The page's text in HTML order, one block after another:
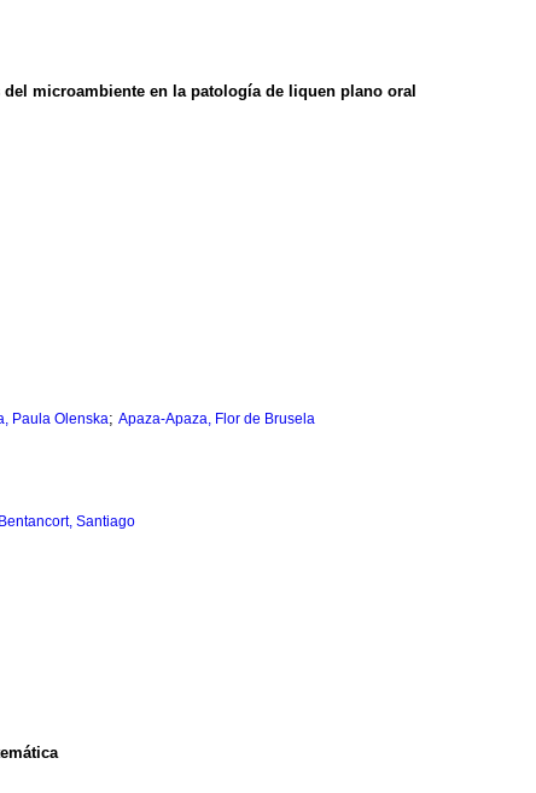
microambiente en la patología de liquen plano oral
Paula Olenska; Apaza-Apaza, Flor de Brusela
Bentancort, Santiago